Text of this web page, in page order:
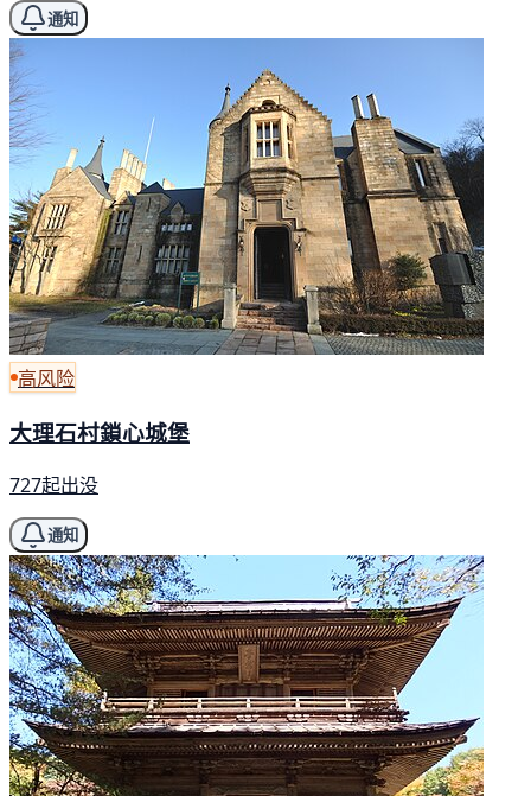
通知
高风险
大理石村鎖心城堡
727起出没
通知